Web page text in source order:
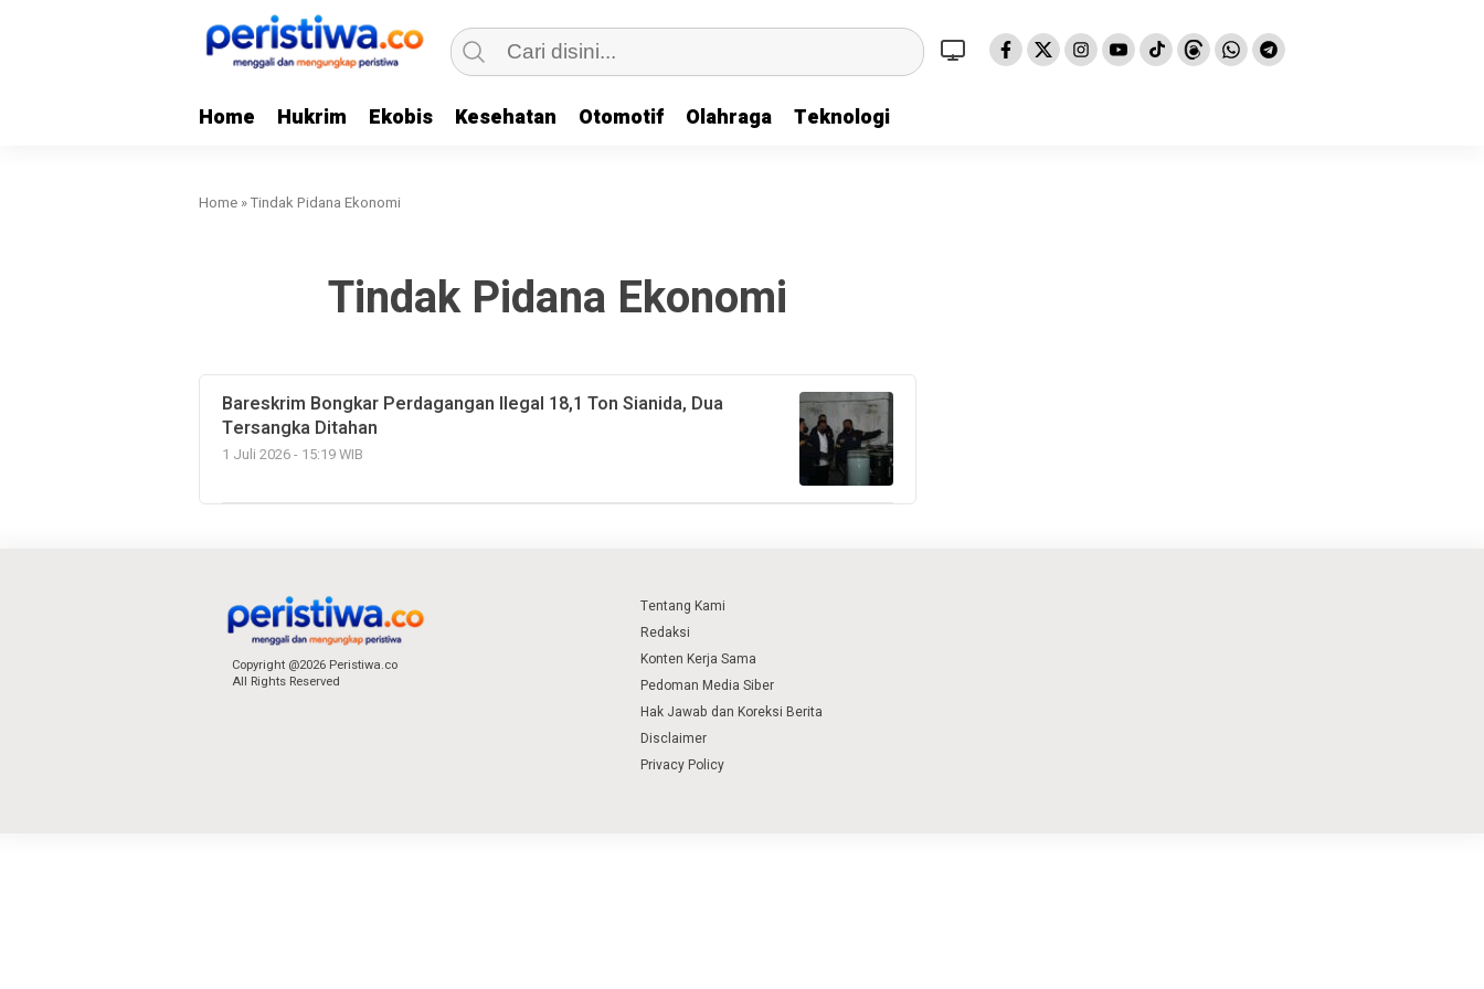
Home Hukrim Ekobis Kesehatan Otomotif Olahraga Teknologi
Home »Tindak Pidana Ekonomi
Tindak Pidana Ekonomi
Bareskrim Bongkar Perdagangan Ilegal 18,1 Ton Sianida, Dua
Tersangka Ditahan
1 Juli 2026 - 15:19 WIB
Copyright @2026 Peristiwa.co
All Rights Reserved
Tentang Kami
Redaksi
Konten Kerja Sama
Pedoman Media Siber
Hak Jawab dan Koreksi Berita
Disclaimer
Privacy Policy